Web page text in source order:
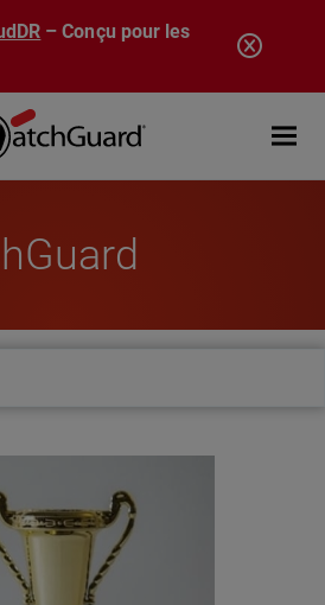
– Conçu pour les
Open